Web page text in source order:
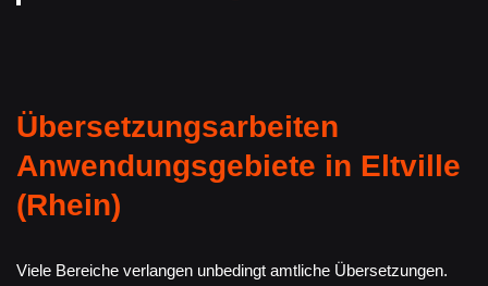
Übersetzungsarbeiten
Anwendungsgebiete in Eltville
(Rhein)
Viele Bereiche verlangen unbedingt amtliche Übersetzungen.